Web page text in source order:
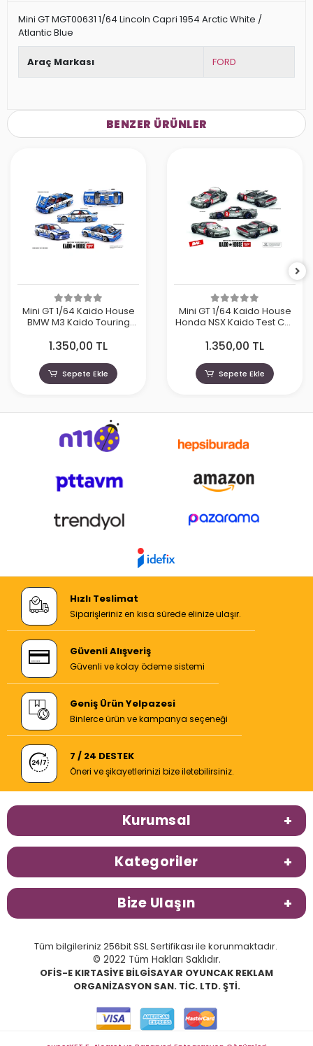
Mini GT MGT00631 1/64 Lincoln Capri 1954 Arctic White /
Atlantic Blue
Araç Markası FORD
BENZER ÜRÜNLER
Mini GT 1/64 Kaido House
BMW M3 Kaido Touring
1.350,00 TL
Sepete Ekle
Mini GT 1/64 Kaido House
Honda NSX Kaido Test Car
1.350,00 TL
Sepete Ekle
Hızlı Teslimat
Siparişleriniz en kısa sürede elinize ulaşır.
Güvenli Alışveriş
Güvenli ve kolay ödeme sistemi
Geniş Ürün Yelpazesi
Binlerce ürün ve kampanya seçeneği
7 / 24 DESTEK
Öneri ve şikayetlerinizi bize iletebilirsiniz.
Kurumsal
Kategoriler
Bize Ulaşın
Tüm bilgileriniz 256bit SSL Sertifikası ile korunmaktadır.
© 2022 Tüm Hakları Saklıdır.
OFİS-E KIRTASİYE BİLGİSAYAR OYUNCAK REKLAM
ORGANİZASYON SAN. TİC. LTD. ŞTİ.